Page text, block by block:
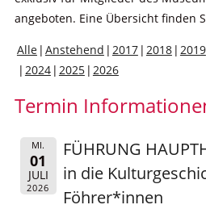
angeboten. Eine Übersicht finden
Alle Anstehend 2017 2018 2019
2024 2025 2026
Termin
MI.
01
JULI
2026
FÜHRUNG
in die
Föhrer*innen